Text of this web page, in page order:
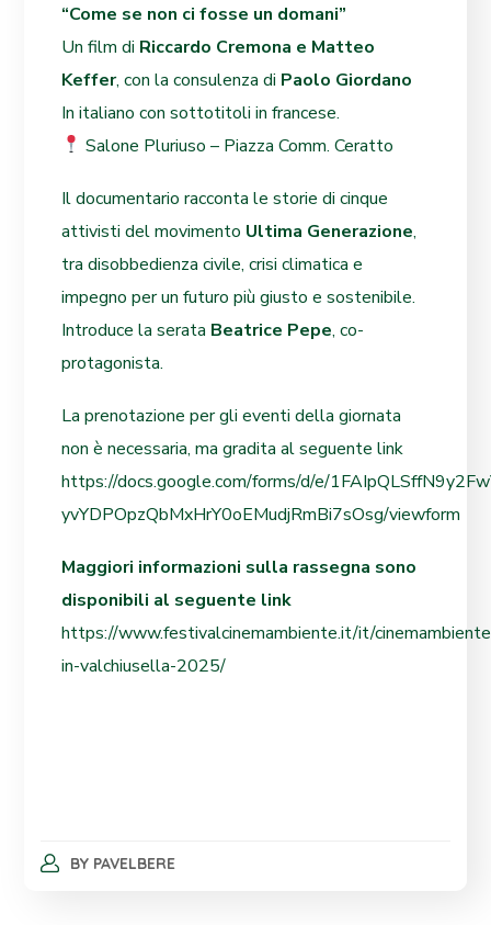
“Come se non ci fosse un domani”
Un film di Riccardo Cremona e Matteo
Keffer, con la consulenza di Paolo Giordano
In italiano con sottotitoli in francese.
Salone Pluriuso – Piazza Comm. Ceratto
Il documentario racconta le storie di cinque
attivisti del movimento Ultima Generazione,
tra disobbedienza civile, crisi climatica e
impegno per un futuro più giusto e sostenibile.
Introduce la serata Beatrice Pepe, co-
protagonista.
La prenotazione per gli eventi della giornata
non è necessaria, ma gradita al seguente link
https://docs.google.com/forms/d/e/
yvYDPOpzQbMxHrY0oEMudjRmBi7sOsg/viewform
Maggiori informazioni sulla rassegna sono
disponibili al seguente link
https://www.festivalcinemambiente.it/it/
in-valchiusella-2025/
BY PAVELBERE